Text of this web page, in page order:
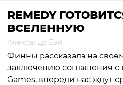
REMEDY
ВСЕЛЕННУЮ
Александр Бэй
Финны рассказала на
заключению соглашения с
Games, впереди нас ждут